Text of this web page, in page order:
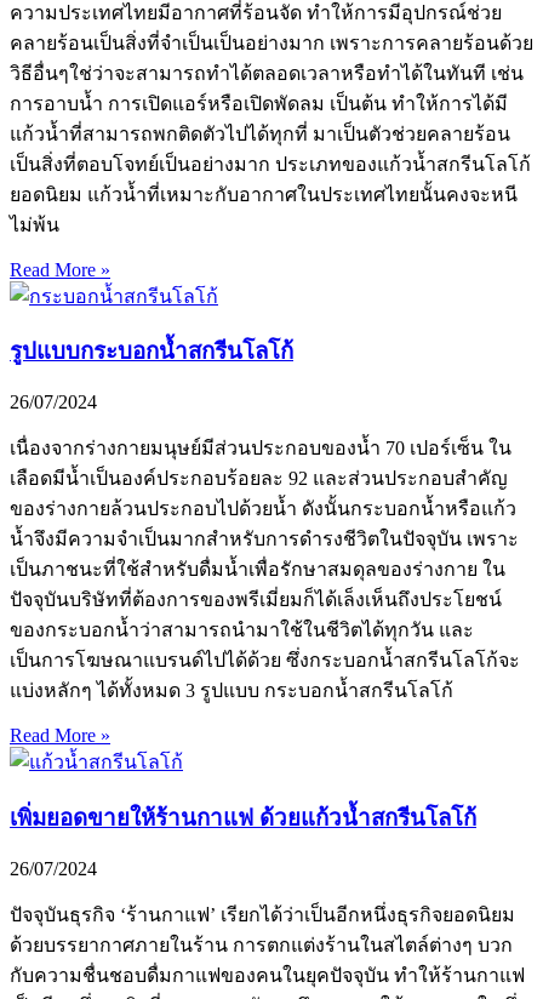
ความประเทศไทยมีอากาศที่ร้อนจัด ทำให้การมีอุปกรณ์ช่วย
คลายร้อนเป็นสิ่งที่จำเป็นเป็นอย่างมาก เพราะการคลายร้อนด้วย
วิธีอื่นๆใช่ว่าจะสามารถทำได้ตลอดเวลาหรือทำได้ในทันที เช่น
การอาบน้ำ การเปิดแอร์หรือเปิดพัดลม เป็นต้น ทำให้การได้มี
แก้วน้ำที่สามารถพกติดตัวไปได้ทุกที่ มาเป็นตัวช่วยคลายร้อน
เป็นสิ่งที่ตอบโจทย์เป็นอย่างมาก ประเภทของแก้วน้ำสกรีนโลโก้
ยอดนิยม แก้วน้ำที่เหมาะกับอากาศในประเทศไทยนั้นคงจะหนี
ไม่พ้น
Read More »
รูปแบบกระบอกน้ำสกรีนโลโก้
26/07/2024
เนื่องจากร่างกายมนุษย์มีส่วนประกอบของน้ำ 70 เปอร์เซ็น ใน
เลือดมีน้ำเป็นองค์ประกอบร้อยละ 92 และส่วนประกอบสำคัญ
ของร่างกายล้วนประกอบไปด้วยน้ำ ดังนั้นกระบอกน้ำหรือแก้ว
น้ำจึงมีความจำเป็นมากสำหรับการดำรงชีวิตในปัจจุบัน เพราะ
เป็นภาชนะที่ใช้สำหรับดื่มน้ำเพื่อรักษาสมดุลของร่างกาย ใน
ปัจจุบันบริษัทที่ต้องการของพรีเมี่ยมก็ได้เล็งเห็นถึงประโยชน์
ของกระบอกน้ำว่าสามารถนำมาใช้ในชีวิตได้ทุกวัน และ
เป็นการโฆษณาแบรนด์ไปได้ด้วย ซึ่งกระบอกน้ำสกรีนโลโก้จะ
แบ่งหลักๆ ได้ทั้งหมด 3 รูปแบบ กระบอกน้ำสกรีนโลโก้
Read More »
เพิ่มยอดขายให้ร้านกาแฟ ด้วยแก้วน้ำสกรีนโลโก้
26/07/2024
ปัจจุบันธุรกิจ ‘ร้านกาแฟ’ เรียกได้ว่าเป็นอีกหนึ่งธุรกิจยอดนิยม
ด้วยบรรยากาศภายในร้าน การตกแต่งร้านในสไตล์ต่างๆ บวก
กับความชื่นชอบดื่มกาแฟของคนในยุคปัจจุบัน ทำให้ร้านกาแฟ